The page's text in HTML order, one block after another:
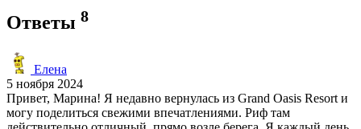
Ответы 8
Елена
5 ноября 2024
Привет, Марина! Я недавно вернулась из Grand Oasis Resort и
могу поделиться свежими впечатлениями. Риф там